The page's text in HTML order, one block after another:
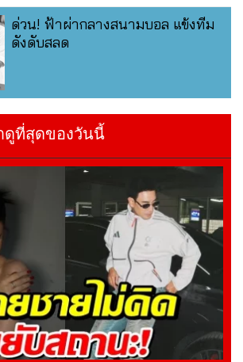
ด่วน! ฟ้าผ่ากลางสนามบอล แข้งทีม
ดังดับสลด
ดูที่สุดของวันนี้